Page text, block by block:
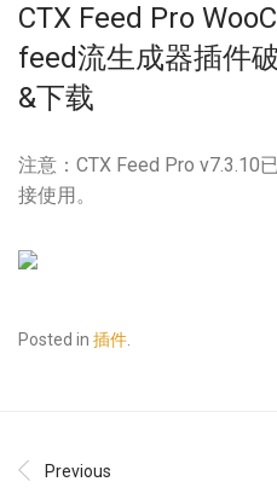
CTX Feed Pro
feed流生成器插件
&下载
注意：CTX Feed Pro v7.3.10
接使用。
Posted in 插件.
Previous